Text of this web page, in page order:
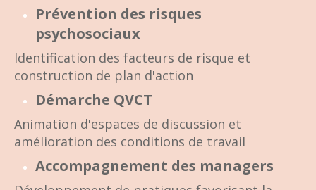
Prévention des risques
psychosociaux
Identification des facteurs de risque et
construction de plan d'action
Démarche QVCT
Animation d'espaces de discussion et
amélioration des conditions de travail
Accompagnement des managers